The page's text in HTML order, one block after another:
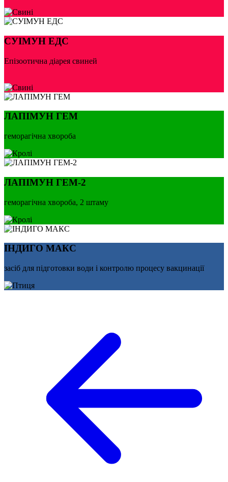
СУІМУН ЕДС
Епізоотична діарея свиней
ЛАПІМУН ГЕМ
геморагічна хвороба
ЛАПІМУН ГЕМ-2
геморагічна хвороба, 2 штаму
ІНДИГО МАКС
засіб для підготовки води і контролю процесу вакцинації